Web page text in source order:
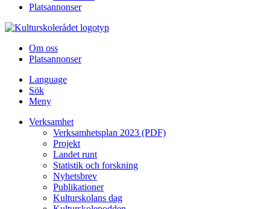
Platsannonser
Hoppa till innehållet
Om oss
Platsannonser
Language
Sök
Meny
Verksamhet
Verksamhetsplan 2023 (PDF)
Projekt
Landet runt
Statistik och forskning
Nyhetsbrev
Publikationer
Kulturskolans dag